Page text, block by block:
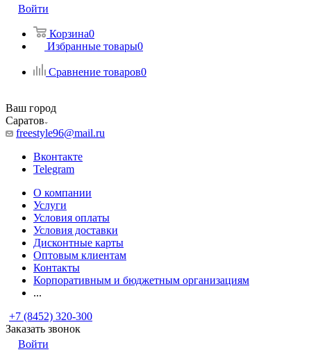
Войти
Корзина0
Избранные товары0
Сравнение товаров0
Ваш город
Саратов
freestyle96@mail.ru
Вконтакте
Telegram
О компании
Услуги
Условия оплаты
Условия доставки
Дисконтные карты
Оптовым клиентам
Контакты
Корпоративным и бюджетным организациям
...
+7 (8452) 320-300
Заказать звонок
Войти